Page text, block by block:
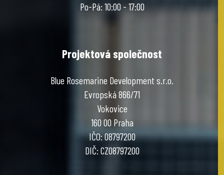
Po-Pá: 10:00 - 17:00
Projektová společnost
Blue Rosemarine Development s.r.o.
Evropská 866/71
Vokovice
160 00 Praha
IČO: 08797200
DIČ: CZ08797200